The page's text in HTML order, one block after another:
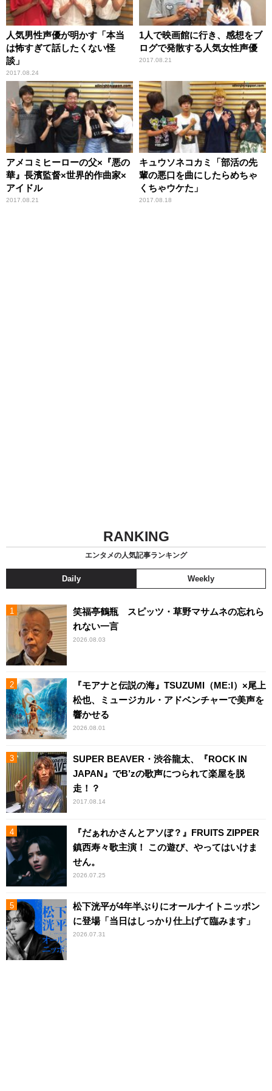
人気男性声優が明かす「本当
は怖すぎて話したくない怪
談」
2017.08.24
1人で映画館に行き、感想をブ
ログで発散する人気女性声優
2017.08.21
アメコミヒーローの父×『悪の
華』長濱監督×世界的作曲家×
アイドル
2017.08.21
キュウソネコカミ「部活の先
輩の悪口を曲にしたらめちゃ
くちゃウケた」
2017.08.18
RANKING
エンタメの人気記事ランキング
Daily Weekly
笑福亭鶴瓶 スピッツ・草野マサムネの忘れら
れない一言
2026.08.03
『モアナと伝説の海』TSUZUMI（ME:I）×尾上
松也、ミュージカル・アドベンチャーで美声を
響かせる
2026.08.01
SUPER BEAVER・渋谷龍太、『ROCK IN
JAPAN』でB’zの歌声につられて楽屋を脱
走！？
2017.08.14
『だぁれかさんとアソぼ？』FRUITS ZIPPER
鎮西寿々歌主演！ この遊び、やってはいけま
せん。
2026.07.25
松下洸平が4年半ぶりにオールナイトニッポン
に登場「当日はしっかり仕上げて臨みます」
2026.07.31